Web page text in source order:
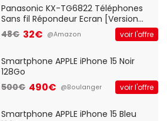
Panasonic KX-TG6822 Téléphones
Sans fil Répondeur Ecran [Version
Française]
48€ 32€ @Amazon voir l'offre
Smartphone APPLE iPhone 15 Noir
128Go
500€ 490€ @Boulanger voir l'offre
Smartphone APPLE iPhone 15 Bleu